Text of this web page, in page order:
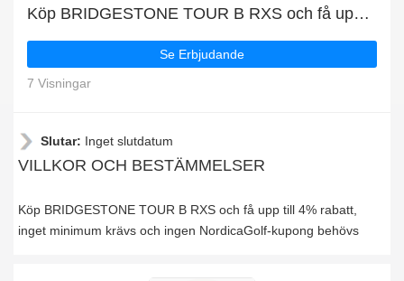
Köp BRIDGESTONE TOUR B RXS och få upp till 4% rabatt
Se Erbjudande
7 Visningar
Slutar: Inget slutdatum
VILLKOR OCH BESTÄMMELSER
Köp BRIDGESTONE TOUR B RXS och få upp till 4% rabatt,
inget minimum krävs och ingen NordicaGolf-kupong behövs